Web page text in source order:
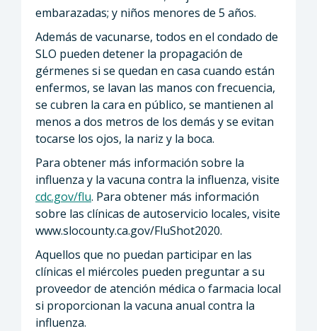
embarazadas; y niños menores de 5 años.
Además de vacunarse, todos en el condado de
SLO pueden detener la propagación de
gérmenes si se quedan en casa cuando están
enfermos, se lavan las manos con frecuencia,
se cubren la cara en público, se mantienen al
menos a dos metros de los demás y se evitan
tocarse los ojos, la nariz y la boca.
Para obtener más información sobre la
influenza y la vacuna contra la influenza, visite
cdc.gov/flu. Para obtener más información
sobre las clínicas de autoservicio locales, visite
www.slocounty.ca.gov/FluShot2020.
Aquellos que no puedan participar en las
clínicas el miércoles pueden preguntar a su
proveedor de atención médica o farmacia local
si proporcionan la vacuna anual contra la
influenza.